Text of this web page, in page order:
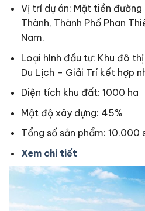
Vị trí dự án: Mặt tiền
Thành, Thành Phố Phan
Nam.
Loại hình đầu tư: Khu đô
Du Lịch – Giải Trí kết hợp
Diện tích khu đất: 1000 ha
Mật độ xây dựng: 45%
Tổng số sản phẩm: 10.000
Xem chi tiết